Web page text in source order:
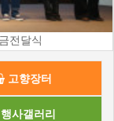
전달식
고향장터
사갤러리